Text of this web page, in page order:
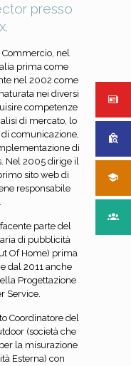
presso
Commercio, nel
prima come
nel 2002 come
nei diversi
competenze
di mercato, lo
comunicazione,
di
Nel 2005 dirige il
sito web di
responsabile
parte del
di pubblicità
Of Home) prima
dal 2011 anche
Progettazione
Service.
Coordinatore del
(società che
la misurazione
Esterna) con